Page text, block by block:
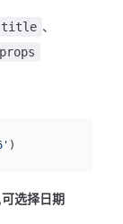
title 、
)
,可选择日期